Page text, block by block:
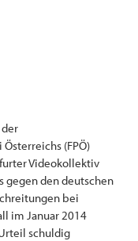
(FPÖ)
Videokollektiv
gegen den deutschen
bei
im Januar 2014
schuldig